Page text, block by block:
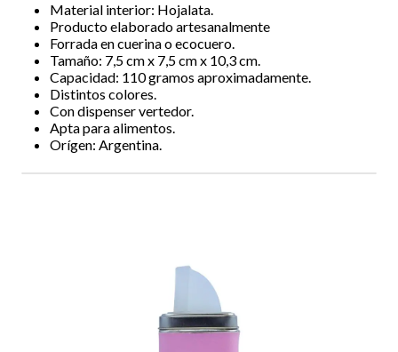
Material interior: Hojalata.
Producto elaborado artesanalmente
Forrada en cuerina o ecocuero.
Tamaño: 7,5 cm x 7,5 cm x 10,3 cm.
Capacidad: 110 gramos aproximadamente.
Distintos colores.
Con dispenser vertedor.
Apta para alimentos.
Orígen: Argentina.